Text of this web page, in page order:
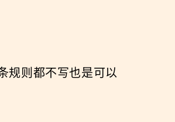
规则都不写也是可以